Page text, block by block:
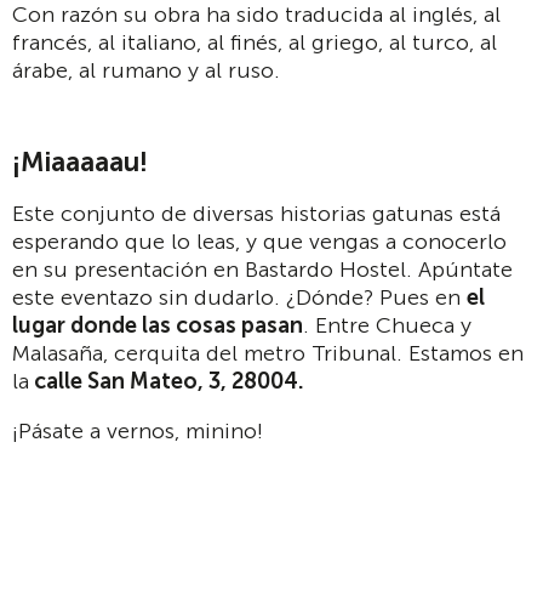
Con razón su obra ha sido traducida al inglés, al
francés, al italiano, al finés, al griego, al turco, al
árabe, al rumano y al ruso.
¡Miaaaaau!
Este conjunto de diversas historias gatunas está
esperando que lo leas, y que vengas a conocerlo
en su presentación en Bastardo Hostel. Apúntate
este eventazo sin dudarlo. ¿Dónde? Pues en el
lugar donde las cosas pasan. Entre Chueca y
Malasaña, cerquita del metro Tribunal. Estamos en
la calle San Mateo, 3, 28004.
¡Pásate a vernos, minino!